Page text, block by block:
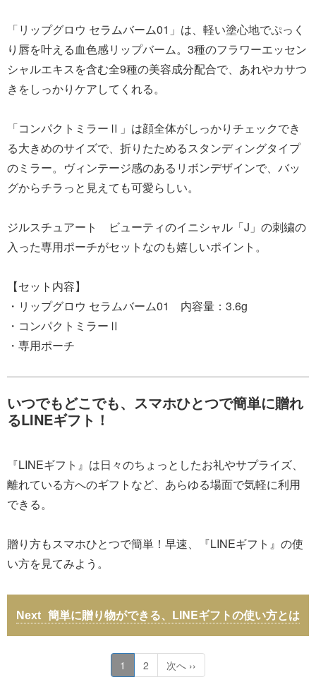
「リップグロウ セラムバーム01」は、軽い塗心地でぷっく
り唇を叶える血色感リップバーム。3種のフラワーエッセン
シャルエキスを含む全9種の美容成分配合で、あれやカサつ
きをしっかりケアしてくれる。
「コンパクトミラーⅡ」は顔全体がしっかりチェックでき
る大きめのサイズで、折りたためるスタンディングタイプ
のミラー。ヴィンテージ感のあるリボンデザインで、バッ
グからチラっと見えても可愛らしい。
ジルスチュアート ビューティのイニシャル「J」の刺繍の
入った専用ポーチがセットなのも嬉しいポイント。
【セット内容】
・リップグロウ セラムバーム01 内容量：3.6g
・コンパクトミラーⅡ
・専用ポーチ
いつでもどこでも、スマホひとつで簡単に贈れ
るLINEギフト！
『LINEギフト』は日々のちょっとしたお礼やサプライズ、
離れている方へのギフトなど、あらゆる場面で気軽に利用
できる。
贈り方もスマホひとつで簡単！早速、『LINEギフト』の使
い方を見てみよう。
簡単に贈り物ができる、LINEギフトの使い方とは
1 2 次へ ››